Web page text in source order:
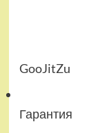
GooJitZu
Гарантия